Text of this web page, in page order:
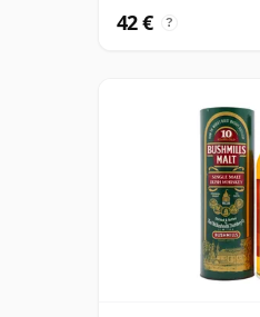
42 € ?